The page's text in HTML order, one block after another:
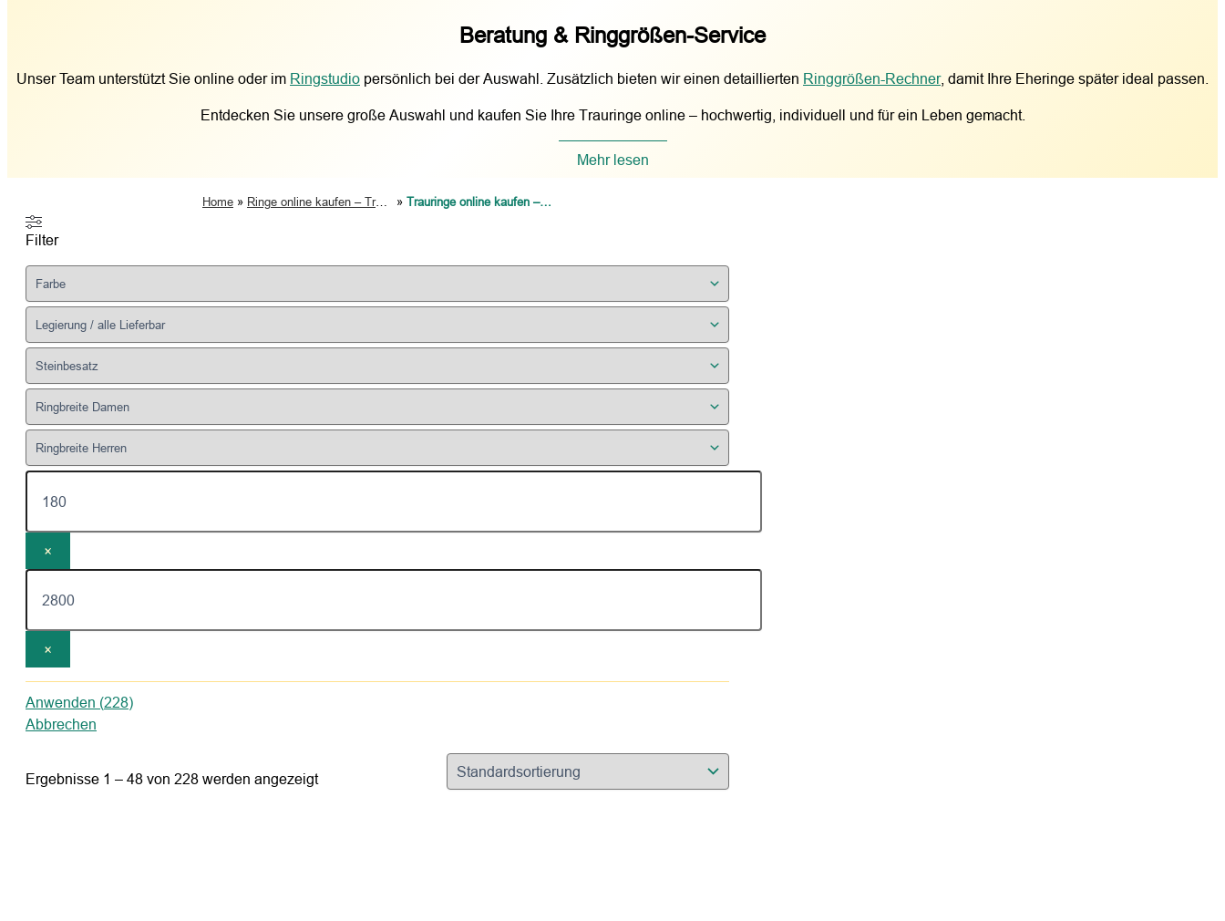
Beratung & Ringgrößen-Service
Unser Team unterstützt Sie online oder im Ringstudio persönlich bei der Auswahl. Zusätzlich bieten wir einen detaillierten Ringgrößen-Rechner, damit Ihre Eheringe später ideal passen.
Entdecken Sie unsere große Auswahl und kaufen Sie Ihre Trauringe online – hochwertig, individuell und für ein Leben gemacht.
Mehr lesen
Home » Ringe online kaufen – Trauringe, Verlobungsringe & Partnerringe » Trauringe online kaufen – große Auswahl an Eheringen
Filter
×
×
Anwenden (228)
Abbrechen
Ergebnisse 1 – 48 von 228 werden angezeigt